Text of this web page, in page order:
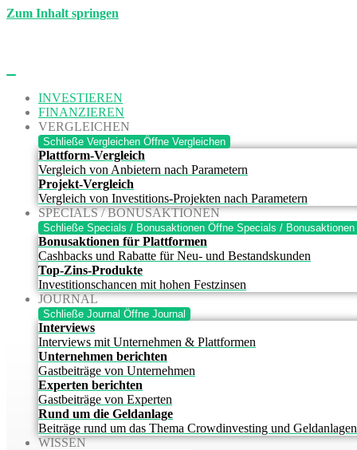
Zum Inhalt springen
INVESTIEREN
FINANZIEREN
VERGLEICHEN
Schließe Vergleichen Öffne Vergleichen
Plattform-Vergleich
Vergleich von Anbietern nach Parametern
Projekt-Vergleich
Vergleich von Investitions-Projekten nach Parametern
SPECIALS / BONUSAKTIONEN
Schließe Specials / Bonusaktionen Öffne Specials / Bonusaktionen
Bonusaktionen für Plattformen
Cashbacks und Rabatte für Neu- und Bestandskunden
Top-Zins-Produkte
Investitionschancen mit hohen Festzinsen
JOURNAL
Schließe Journal Öffne Journal
Interviews
Interviews mit Unternehmen & Plattformen
Unternehmen berichten
Gastbeiträge von Unternehmen
Experten berichten
Gastbeiträge von Experten
Rund um die Geldanlage
Beiträge rund um das Thema Crowdinvesting und Geldanlagen
WISSEN